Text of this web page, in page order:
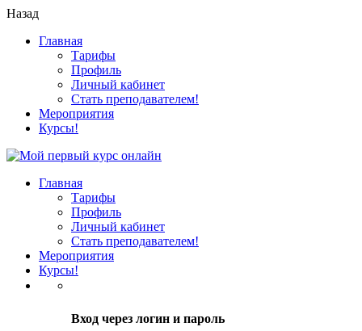
Назад
Главная
Тарифы
Профиль
Личный кабинет
Стать преподавателем!
Мероприятия
Курсы!
Главная
Тарифы
Профиль
Личный кабинет
Стать преподавателем!
Мероприятия
Курсы!
Вход через логин и пароль